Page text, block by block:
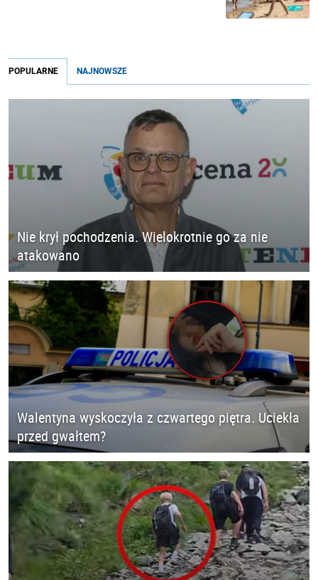
POPULARNE NAJNOWSZE
Nie krył pochodzenia. Wielokrotnie go za nie
atakowano
Walentyna wyskoczyła z czwartego piętra. Uciekła
przed gwałtem?